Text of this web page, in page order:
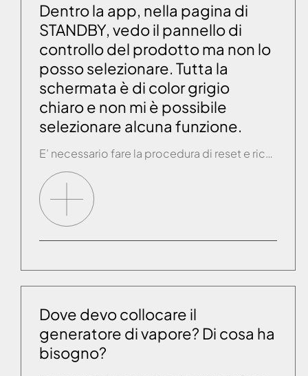
Dentro la app, nella pagina di
STANDBY, vedo il pannello di
controllo del prodotto ma non lo
posso selezionare. Tutta la
schermata è di color grigio
chiaro e non mi è possibile
selezionare alcuna funzione.
E’ necessario fare la procedura di reset e riconfigurare il prodotto. Se dopo aver completato la configurazione, una volta dentro la app, la pagina di STANDBY si presenta di nuovo nelle modalità sopra descritte è necessario contattare il servizio assistenza.
Dove devo collocare il
generatore di vapore? Di cosa ha
bisogno?